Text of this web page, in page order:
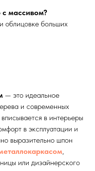
с массивом?
облицовке больших
— это идеальное
и современных
в интерьеры
в эксплуатации и
выразительно шпон
,
или дизайнерского